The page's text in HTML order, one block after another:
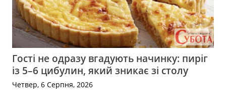
Гості не одразу вгадують начинку: пиріг
із 5–6 цибулин, який зникає зі столу
Четвер, 6 Серпня, 2026